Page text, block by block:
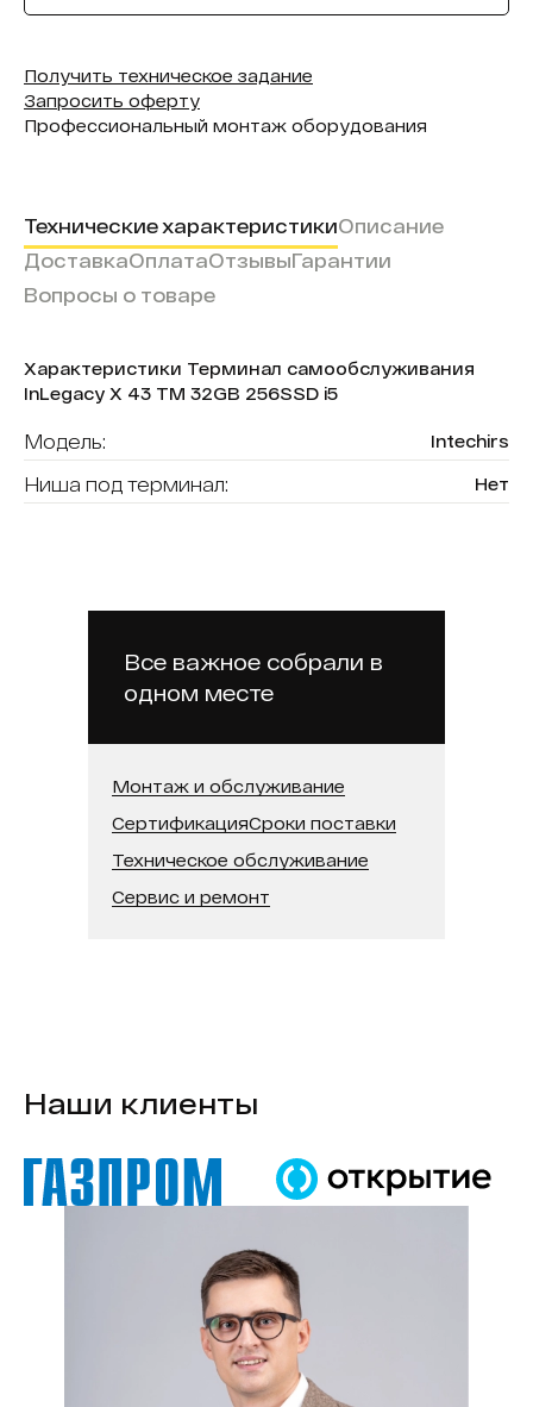
Получить техническое задание
Запросить оферту
Профессиональный монтаж оборудования
Технические характеристикиОписание
ДоставкаОплатаОтзывыГарантии
Вопросы о товаре
Характеристики Терминал самообслуживания
InLegacy X 43 ТМ 32GB 256SSD i5
Модель: Intechirs
Ниша под терминал: Нет
В реестре минпромторга:
Модель процессора:
Встроенная память (SSD):
Оперативная память:
Диагональ:
Все важное собрали в
одном месте
Монтаж и обслуживание
СертификацияСроки поставки
Техническое обслуживание
Сервис и ремонт
Наши клиенты